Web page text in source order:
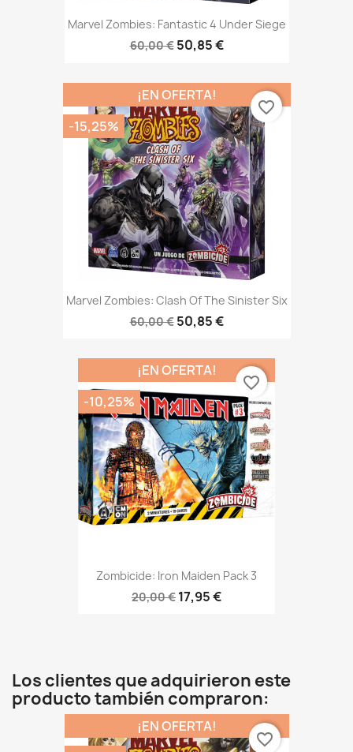
Marvel Zombies: Fantastic 4 Under Siege
60,00 € 50,85 €
Marvel Zombies: Clash Of The Sinister Six
60,00 € 50,85 €
¡EN OFERTA!
-15,25%
favorite_border
Zombicide: Iron Maiden Pack 3
20,00 € 17,95 €
¡EN OFERTA!
-10,25%
favorite_border
Los clientes que adquirieron este
producto también compraron:
¡EN OFERTA!
favorite_border